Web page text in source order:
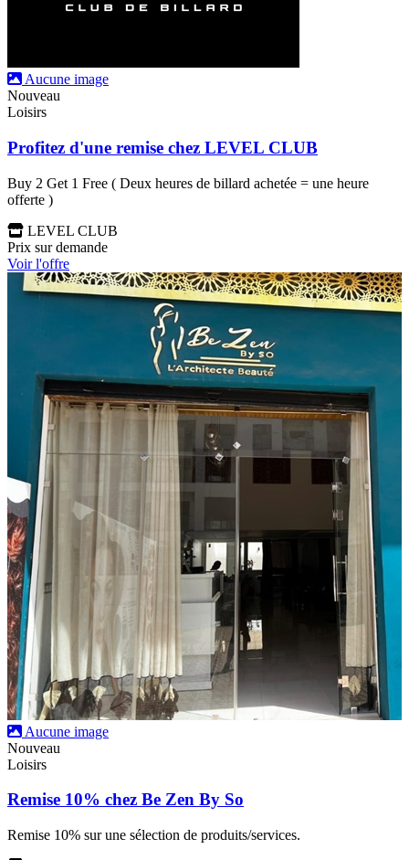
Aucune image
Nouveau
Loisirs
Profitez d'une remise chez LEVEL CLUB
Buy 2 Get 1 Free ( Deux heures de billard achetée = une heure
offerte )
LEVEL CLUB
Prix sur demande
Voir l'offre
Aucune image
Nouveau
Loisirs
Remise 10% chez Be Zen By So
Remise 10% sur une sélection de produits/services.